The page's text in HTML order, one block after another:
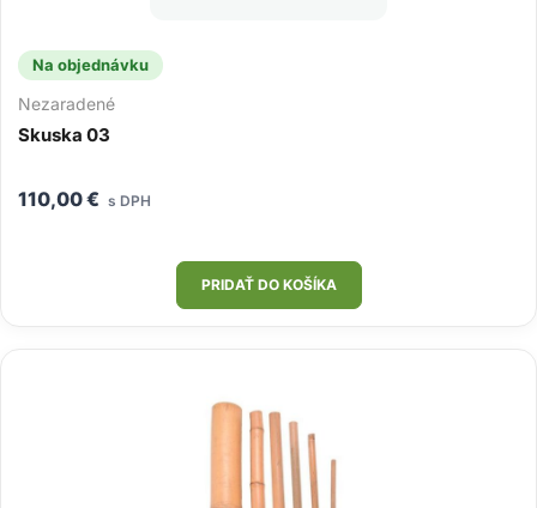
Na objednávku
Nezaradené
Skuska 03
110,00€ s DPH
PRIDAŤ DO KOŠÍKA